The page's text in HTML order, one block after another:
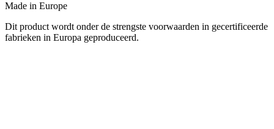
Made in Europe
Dit product wordt onder de strengste voorwaarden in gecertificeerde
fabrieken in Europa geproduceerd.